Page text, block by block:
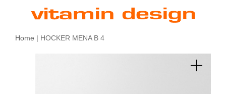
Home | HOCKER MENA B 4